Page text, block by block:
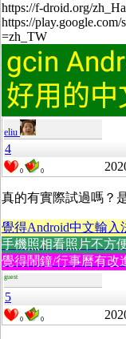
https://f-droid.org/
https://
=zh_TW
eliu
4
0 0
真的有實際試過嗎？
覺得Android中文輸
手機照相看照片不方
覺得鬧鐘/行事曆有
guest
5
0 0